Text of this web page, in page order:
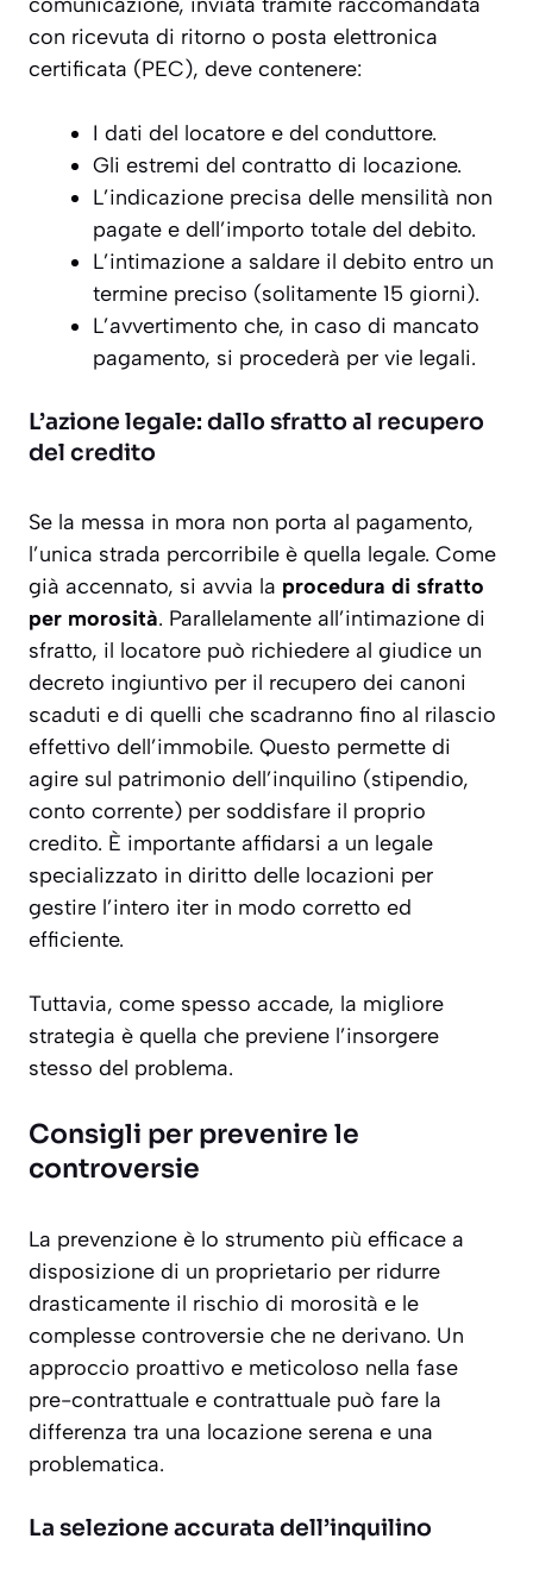
con ricevuta di ritorno o posta elettronica
certificata (PEC), deve contenere:
I dati del locatore e del conduttore.
Gli estremi del contratto di locazione.
L’indicazione precisa delle mensilità non
pagate e dell’importo totale del debito.
L’intimazione a saldare il debito entro un
termine preciso (solitamente 15 giorni).
L’avvertimento che, in caso di mancato
pagamento, si procederà per vie legali.
L’azione legale: dallo sfratto al recupero
del credito
Se la messa in mora non porta al pagamento,
l’unica strada percorribile è quella legale. Come
già accennato, si avvia la procedura di sfratto
per morosità. Parallelamente all’intimazione di
sfratto, il locatore può richiedere al giudice un
decreto ingiuntivo per il recupero dei canoni
scaduti e di quelli che scadranno fino al rilascio
effettivo dell’immobile. Questo permette di
agire sul patrimonio dell’inquilino (stipendio,
conto corrente) per soddisfare il proprio
credito. È importante affidarsi a un legale
specializzato in diritto delle locazioni per
gestire l’intero iter in modo corretto ed
efficiente.
Tuttavia, come spesso accade, la migliore
strategia è quella che previene l’insorgere
stesso del problema.
Consigli per prevenire le
controversie
La prevenzione è lo strumento più efficace a
disposizione di un proprietario per ridurre
drasticamente il rischio di morosità e le
complesse controversie che ne derivano. Un
approccio proattivo e meticoloso nella fase
pre-contrattuale e contrattuale può fare la
differenza tra una locazione serena e una
problematica.
La selezione accurata dell’inquilino